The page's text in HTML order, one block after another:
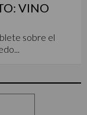
VINO
sobre el